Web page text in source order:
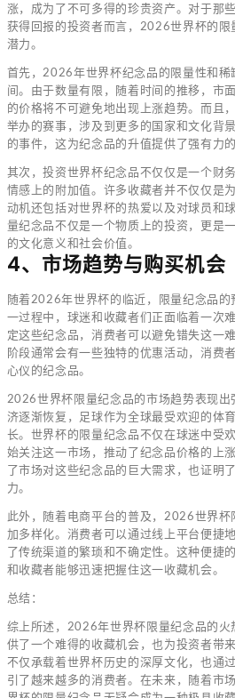
涨，成为了不可多得的珍贵资产。对于那
获得回报的投资者而言，2026世界杯的限
潜力。
首先，2026年世界杯纪念品的限量性和稀
间。由于数量有限，随着时间的推移，市
的价格将不可避免地出现上涨趋势。而且
举办的赛事，涉及到更多的国家和文化背
的事件，这为纪念品的升值提供了强有力的
其次，投资世界杯纪念品不仅仅是一个财
情感上的附加值。许多收藏者并不仅仅是
动机还包括对世界杯的热爱以及对球员和
量纪念品不仅是一个物质上的投资，更是
的文化意义和社会价值。
4、市场趋势与购买机会
随着2026年世界杯的临近，限量纪念品
一过程中，球迷和收藏者们正面临着一次
定这些纪念品，消费者可以避免错失这一
阶段通常会有一些独特的优惠活动，消费
心仪的纪念品。
2026世界杯限量纪念品的市场趋势表现
济逐渐恢复，足球作为全球最受欢迎的体
长。世界杯的限量纪念品不仅在球迷中受
始关注这一市场，推动了纪念品价格的上
了市场对这些纪念品的巨大需求，也证明
力。
此外，随着电商平台的普及，2026世界杯
加多样化。消费者可以通过线上平台便捷
了传统渠道的繁琐和不确定性。这种便捷
和收藏者能够迅速把握住这一收藏机会。
总结：
综上所述，2026年世界杯限量纪念品的火
供了一个难得的收藏机会，也为投资者带
不仅承载着世界杯历史的深厚文化，也通
引了越来越多的消费者。在未来，随着市